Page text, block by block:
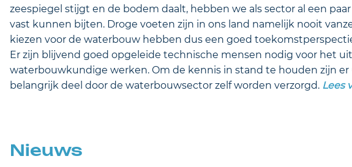
zeespiegel stijgt en de bodem daalt, hebben we als sector al een
vast kunnen bijten. Droge voeten zijn in ons land namelijk nooit
kiezen voor de waterbouw hebben dus een goed
Er zijn blijvend goed opgeleide technische mensen nodig voor het
waterbouwkundige werken. Om de kennis in stand te houden zijn
belangrijk deel door de waterbouwsector zelf worden verzorgd. Lees
Nieuws